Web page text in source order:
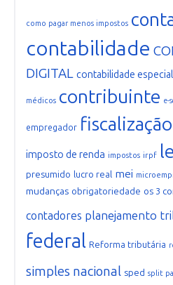
como pagar menos impostos
contabilidade
DIGITAL contabilidade
médicos contribuinte e-
empregador fiscalização
imposto de renda impostos irpf
presumido lucro real mei
mudanças obrigatoriedade os 3
contadores planejamento
federal Reforma tributária
simples nacional sped split